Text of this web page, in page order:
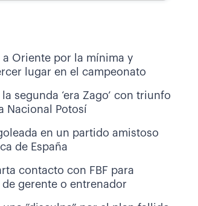
a Oriente por la mínima y
lugar en el campeonato
segunda ‘era Zago’ con triunfo
Nacional Potosí
en un partido amistoso
de España
contacto con FBF para
gerente o entrenador